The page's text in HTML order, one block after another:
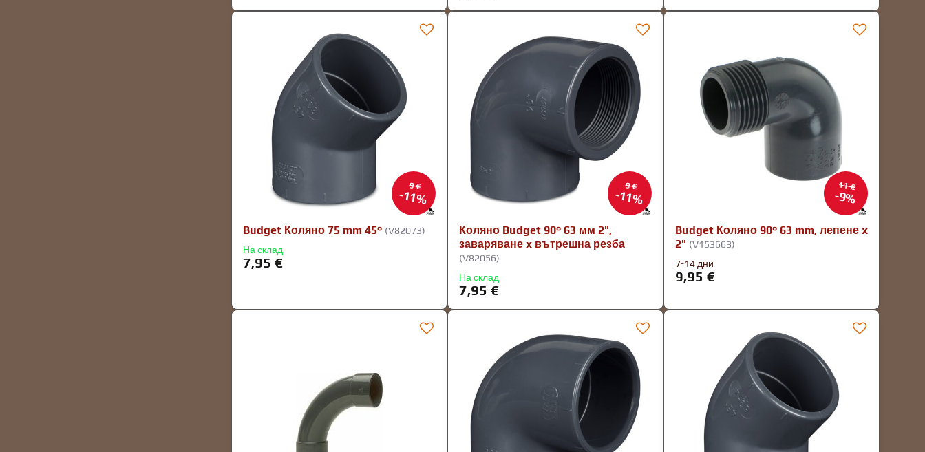
9 €
11%
Budget Коляно 75 mm 45° (V82073)
На склад
7,95 €
9 €
11%
Коляно Budget 90° 63 мм 2",
заваряване x вътрешна резба
(V82056)
На склад
7,95 €
11 €
9%
Budget Коляно 90° 63 mm, лепене x
2" (V153663)
7-14 дни
9,95 €